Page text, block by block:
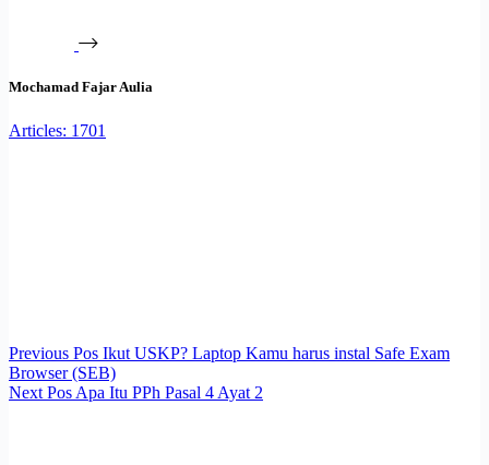
Mochamad Fajar Aulia
Articles: 1701
Previous Pos Ikut USKP? Laptop Kamu harus instal Safe Exam
Browser (SEB)
Next Pos Apa Itu PPh Pasal 4 Ayat 2